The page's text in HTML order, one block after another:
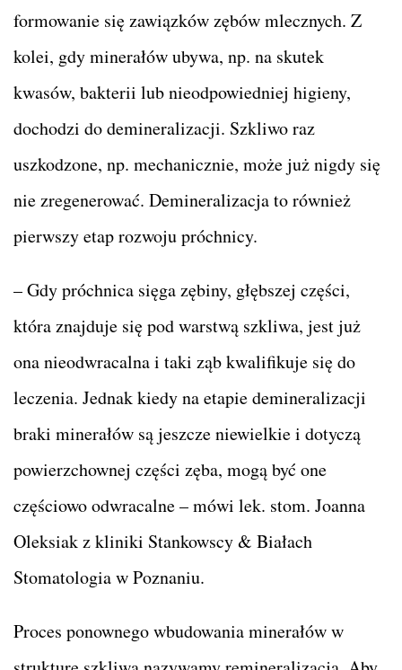
formowanie się zawiązków zębów mlecznych. Z
kolei, gdy minerałów ubywa, np. na skutek
kwasów, bakterii lub nieodpowiedniej higieny,
dochodzi do demineralizacji. Szkliwo raz
uszkodzone, np. mechanicznie, może już nigdy się
nie zregenerować. Demineralizacja to również
pierwszy etap rozwoju próchnicy.
– Gdy próchnica sięga zębiny, głębszej części,
która znajduje się pod warstwą szkliwa, jest już
ona nieodwracalna i taki ząb kwalifikuje się do
leczenia. Jednak kiedy na etapie demineralizacji
braki minerałów są jeszcze niewielkie i dotyczą
powierzchownej części zęba, mogą być one
częściowo odwracalne – mówi lek. stom. Joanna
Oleksiak z kliniki Stankowscy & Białach
Stomatologia w Poznaniu.
Proces ponownego wbudowania minerałów w